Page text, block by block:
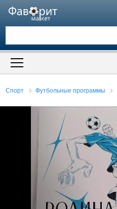
Искать также в описании
Спорт Футбольные программы